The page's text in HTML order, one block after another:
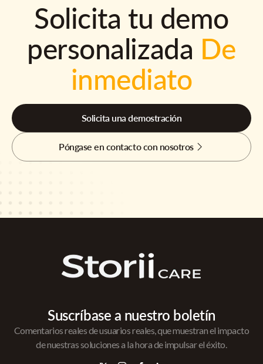
Solicita tu demo
personalizada De
inmediato
Solicita una demostración
Póngase en contacto con nosotros
Suscríbase a nuestro boletín
Comentarios reales de usuarios reales, que muestran el impacto
de nuestras soluciones a la hora de impulsar el éxito.